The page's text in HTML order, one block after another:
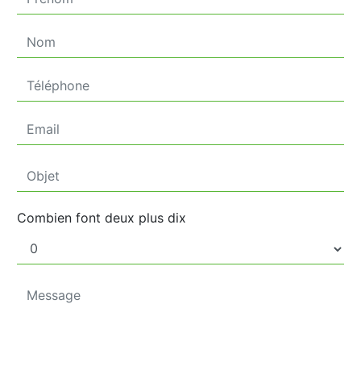
Combien font deux plus dix